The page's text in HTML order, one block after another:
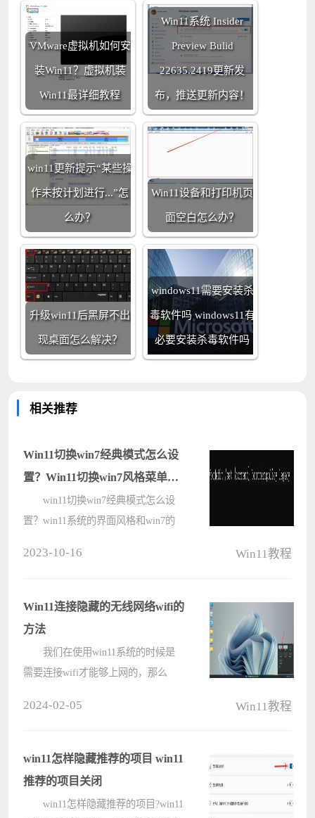
VMware虚拟机如何安
装Win11？虚拟机装
Win11最详细教程
Win11系统 Insider
Preview Bulid
22635.2419更新发
布，推送更新内容！
win11更新提示“某些操
作未按计划进行...”怎
么办？
Win11设备和打印机页
面空白怎么办？
升级win11后黑屏不出
现桌面怎么解决？
windows11需要安装杀
毒软件吗 windows11有
必要安装杀毒软件吗
相关推荐
Win11切换win7经典模式怎么设
置？Win11切换win7风格菜单任
务栏的方法
win11切换win7经典模式怎么设
置？win11系统的界面风格和win7的
来为用户们来介绍一下win11切换
win7风格????
2023-10-16 Win11教程
Win11连接隐藏的无线网络wifi的
方法
我们在使用win11系统的时候是
需要连接wifi才能够上网的，那么
可以了。下面就让本站来为用户们来
仔细????
2024-02-05 Win11教程
win11怎样隐藏推荐的项目 win11
推荐的项目关闭
win11怎样隐藏推荐的项目?win11